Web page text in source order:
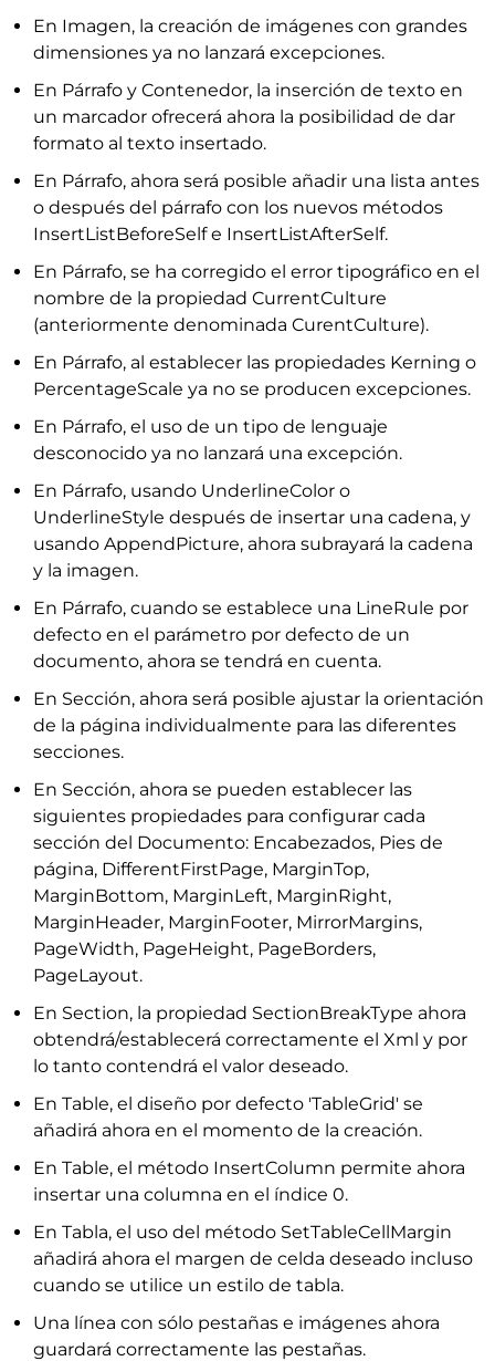
En Imagen, la creación de imágenes con grandes
dimensiones ya no lanzará excepciones.
En Párrafo y Contenedor, la inserción de texto en
un marcador ofrecerá ahora la posibilidad de dar
formato al texto insertado.
En Párrafo, ahora será posible añadir una lista antes
o después del párrafo con los nuevos métodos
InsertListBeforeSelf e InsertListAfterSelf.
En Párrafo, se ha corregido el error tipográfico en el
nombre de la propiedad CurrentCulture
(anteriormente denominada CurentCulture).
En Párrafo, al establecer las propiedades Kerning o
PercentageScale ya no se producen excepciones.
En Párrafo, el uso de un tipo de lenguaje
desconocido ya no lanzará una excepción.
En Párrafo, usando UnderlineColor o
UnderlineStyle después de insertar una cadena, y
usando AppendPicture, ahora subrayará la cadena
y la imagen.
En Párrafo, cuando se establece una LineRule por
defecto en el parámetro por defecto de un
documento, ahora se tendrá en cuenta.
En Sección, ahora será posible ajustar la orientación
de la página individualmente para las diferentes
secciones.
En Sección, ahora se pueden establecer las
siguientes propiedades para configurar cada
sección del Documento: Encabezados, Pies de
página, DifferentFirstPage, MarginTop,
MarginBottom, MarginLeft, MarginRight,
MarginHeader, MarginFooter, MirrorMargins,
PageWidth, PageHeight, PageBorders,
PageLayout.
En Section, la propiedad SectionBreakType ahora
obtendrá/establecerá correctamente el Xml y por
lo tanto contendrá el valor deseado.
En Table, el diseño por defecto 'TableGrid' se
añadirá ahora en el momento de la creación.
En Table, el método InsertColumn permite ahora
insertar una columna en el índice 0.
En Tabla, el uso del método SetTableCellMargin
añadirá ahora el margen de celda deseado incluso
cuando se utilice un estilo de tabla.
Una línea con sólo pestañas e imágenes ahora
guardará correctamente las pestañas.